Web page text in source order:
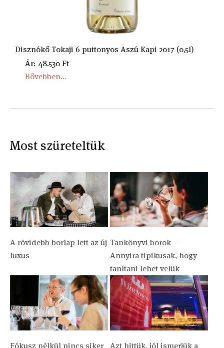
Disznókő Tokaji 6 puttonyos Aszú Kapi 2017 (0,5l)
Ár: 48.530 Ft
Bővebben...
Most szüreteltük
A rövidebb borlap lett az új
luxus
Tankönyvi borok –
Annyira tipikusak, hogy
tanítani lehet velük